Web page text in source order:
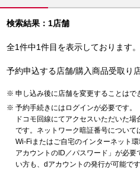
検索結果：1店舗
全1件中1件目を表示しております
予約申込する店舗/購入商品受取り
申し込み後に店舗を変更することはで
予約手続きにはログインが必要です。
ドコモ回線にてアクセスいただいた
です。ネットワーク暗証番号について
Wi-Fiまたはご自宅のインターネット
アカウントのID／パスワード」が必
い方も、dアカウントの発行が可能です